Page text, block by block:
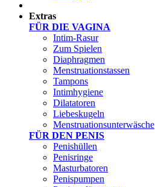
Extras
FÜR DIE VAGINA
Intim-Rasur
Zum Spielen
Diaphragmen
Menstruationstassen
Tampons
Intimhygiene
Dilatatoren
Liebeskugeln
Menstruationsunterwäsche
FÜR DEN PENIS
Penishüllen
Penisringe
Masturbatoren
Penispumpen